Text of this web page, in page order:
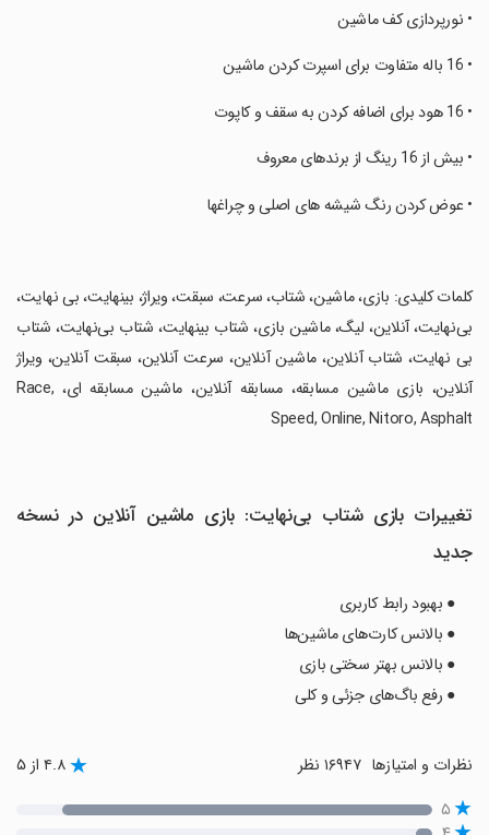
‏• نورپردازی کف ماشین
‏• 16 باله متفاوت برای اسپرت کردن ماشین
‏• 16 هود برای اضافه کردن به سقف و کاپوت
‏• بیش از 16 رینگ از برندهای معروف
‏• عوض کردن رنگ شیشه های اصلی و چراغها
‏کلمات کلیدی: بازی، ماشین، شتاب، سرعت، سبقت، ویراژ، بینهایت، بی نهایت،
بی‌نهایت، آنلاین، لیگ، ماشین بازی، شتاب بینهایت، شتاب بی‌نهایت، شتاب
بی نهایت، شتاب آنلاین، ماشین آنلاین، سرعت آنلاین، سبقت آنلاین، ویراژ
آنلاین، بازی ماشین مسابقه، مسابقه آنلاین، ماشین مسابقه ای، Race,
Speed, Online, Nitoro, Asphalt
تغییرات بازی شتاب بی‌نهایت: بازی ماشین آنلاین در نسخه
جدید
● بهبود رابط کاربری
● بالانس کارت‌های ماشین‌ها
● بالانس بهتر سختی بازی
● رفع باگ‌های جزئی و کلی
نظرات و امتیازها ۴.۸ از ۵
۵